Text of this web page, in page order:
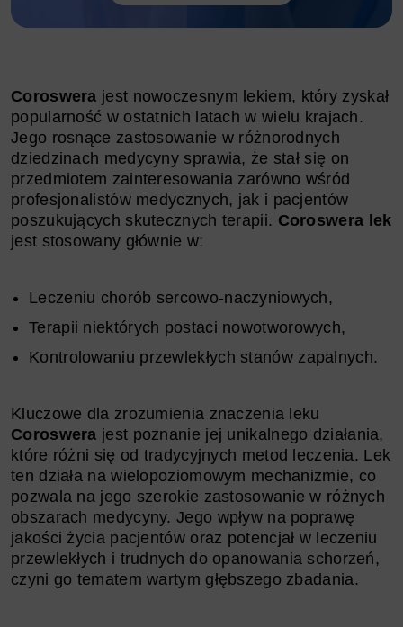
Coroswera jest nowoczesnym lekiem, który zyskał
popularność w ostatnich latach w wielu krajach.
Jego rosnące zastosowanie w różnorodnych
dziedzinach medycyny sprawia, że stał się on
przedmiotem zainteresowania zarówno wśród
profesjonalistów medycznych, jak i pacjentów
poszukujących skutecznych terapii. Coroswera lek
jest stosowany głównie w:
Leczeniu chorób sercowo-naczyniowych,
Terapii niektórych postaci nowotworowych,
Kontrolowaniu przewlekłych stanów zapalnych.
Kluczowe dla zrozumienia znaczenia leku
Coroswera jest poznanie jej unikalnego działania,
które różni się od tradycyjnych metod leczenia. Lek
ten działa na wielopoziomowym mechanizmie, co
pozwala na jego szerokie zastosowanie w różnych
obszarach medycyny. Jego wpływ na poprawę
jakości życia pacjentów oraz potencjał w leczeniu
przewlekłych i trudnych do opanowania schorzeń,
czyni go tematem wartym głębszego zbadania.